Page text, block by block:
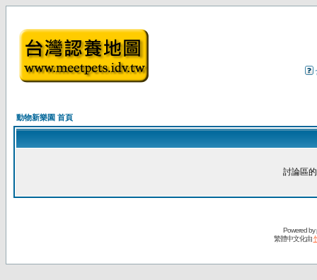
動物新樂園 首頁
討論區
Powered by
繁體中文化由